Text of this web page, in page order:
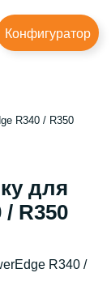
Конфигуратор
R340 / R350
для
R350
R340 /